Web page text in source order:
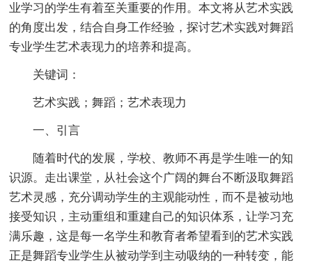
业学习的学生有着至关重要的作用。本文将从艺术实践
的角度出发，结合自身工作经验，探讨艺术实践对舞蹈
专业学生艺术表现力的培养和提高。
关键词：
艺术实践；舞蹈；艺术表现力
一、引言
随着时代的发展，学校、教师不再是学生唯一的知
识源。走出课堂，从社会这个广阔的舞台不断汲取舞蹈
艺术灵感，充分调动学生的主观能动性，而不是被动地
接受知识，主动重组和重建自己的知识体系，让学习充
满乐趣，这是每一名学生和教育者希望看到的艺术实践
正是舞蹈专业学生从被动学到主动吸纳的一种转变，能